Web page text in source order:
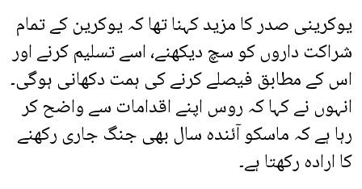
یوکرینی صدر کا مزید کہنا تھا کہ یوکرین کے تمام
شراکت داروں کو سچ دیکھنے، اسے تسلیم کرنے اور
اس کے مطابق فیصلے کرنے کی ہمت دکھانی ہوگی۔
انہوں نے کہا کہ روس اپنے اقدامات سے واضح کر
رہا ہے کہ ماسکو آئندہ سال بھی جنگ جاری رکھنے
کا ارادہ رکھتا ہے۔